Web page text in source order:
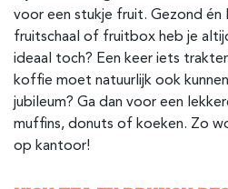
voor een stukje fruit. Gezond én
fruitschaal of fruitbox heb je
ideaal toch? Een keer iets
koffie moet natuurlijk ook
jubileum? Ga dan voor een
muffins, donuts of koeken. Zo
op kantoor!